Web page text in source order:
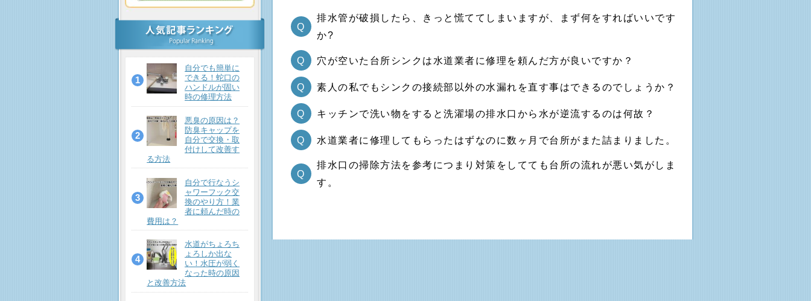
Q
排水管が破損したら、きっと慌ててしまいますが、まず何をすればいいです
か?
Q 穴が空いた台所シンクは水道業者に修理を頼んだ方が良いですか？
Q 素人の私でもシンクの接続部以外の水漏れを直す事はできるのでしょうか？
Q キッチンで洗い物をすると洗濯場の排水口から水が逆流するのは何故？
Q 水道業者に修理してもらったはずなのに数ヶ月で台所がまた詰まりました。
Q
排水口の掃除方法を参考につまり対策をしてても台所の流れが悪い気がしま
す。
自分でも簡単に
できる！蛇口の
ハンドルが固い
時の修理方法
悪臭の原因は？
防臭キャップを
自分で交換・取
付けして改善す
る方法
自分で行なうシ
ャワーフック交
換のやり方！業
者に頼んだ時の
費用は？
水道がちょろち
ょろしか出な
い！水圧が弱く
なった時の原因
と改善方法